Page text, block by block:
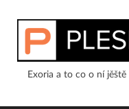
Exoria a to co o ní